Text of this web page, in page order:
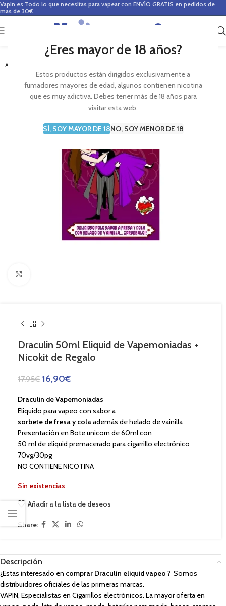
¿Eres mayor de 18 años?
Estos productos están dirigidos exclusivamente a
fumadores mayores de edad, algunos contienen nicotina
que es muy adictiva. Debes tener más de 18 años para
visitar esta web.
SÍ, SOY MAYOR DE 18NO, SOY MENOR DE 18
Vapin.es Todo lo que necesitas para vapear con ENVÍO GRATIS en pedidos de
mas de 30€
0
AGOTADO
Draculin 50ml Eliquid de Vapemoniadas +
Nicokit de Regalo
17,95€ 16,90€
Draculin de Vapemoniadas
Eliquido para vapeo con sabor a
sorbete de fresa y colaademás de helado de vainilla
Presentación en Bote unicorn de 60ml con
50 ml de eliquid premacerado para cigarrillo electrónico
70vg/30pg
NO CONTIENE NICOTINA
Sin existencias
Añadir a la lista de deseos
Share:
Descripción
¿Estas interesado en comprar Draculín eliquid vapeo ? Somos
distribuidores oficiales de las primeras marcas.
VAPIN, Especialistas en Cigarrillos electrónicos. La mayor oferta en